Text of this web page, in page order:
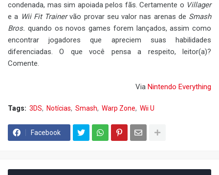
condenada, mas sim apoiada pelos fãs. Certamente o Villager
e a Wii Fit Trainervão provar seu valor nas arenas de Smash
Bros. quando os novos games forem lançados, assim como
encontrar jogadores que apreciem suas habilidades
diferenciadas. O que você pensa a respeito, leitor(a)?
Comente.
Via Nintendo Everything
Tags: 3DS Notícias Smash Warp Zone Wii U
Facebook